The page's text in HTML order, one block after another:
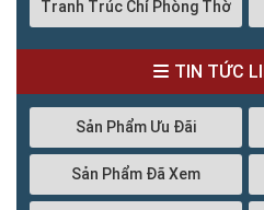
Tranh Trúc Chỉ Phòng Thờ
TIN TỨC
Sản Phẩm Ưu Đãi
Sản Phẩm Đã Xem